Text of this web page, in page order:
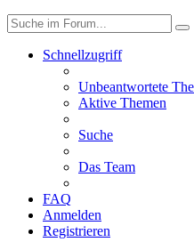
Schnellzugriff
Unbeantwortete
Aktive Themen
Suche
Das Team
FAQ
Anmelden
Registrieren